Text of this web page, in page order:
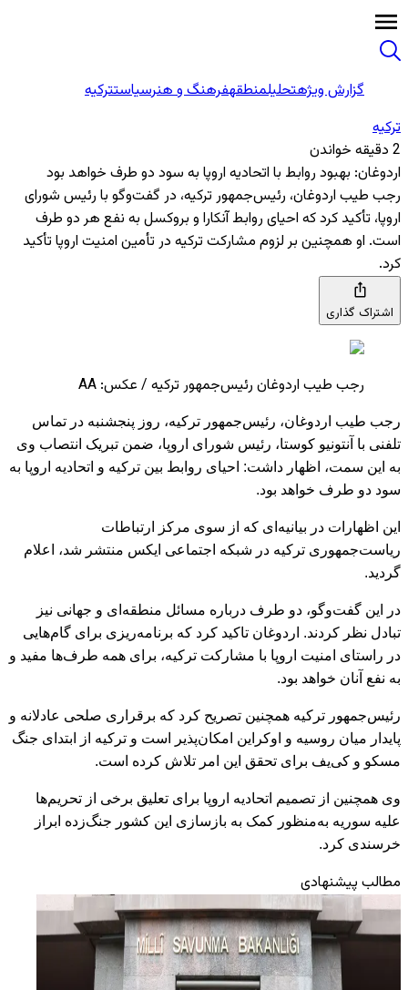
گزارش ویژهتحلیلمنطقهفرهنگ و هنرسیاستترکیه
ترکیه
2 دقیقه خواندن
اردوغان: بهبود روابط با اتحادیه اروپا به سود دو طرف خواهد بود
رجب طیب اردوغان، رئیس‌جمهور ترکیه، در گفت‌وگو با رئیس شورای
اروپا، تأکید کرد که احیای روابط آنکارا و بروکسل به نفع هر دو طرف
است. او همچنین بر لزوم مشارکت ترکیه در تأمین امنیت اروپا تأکید
کرد.
اشتراک گذاری
رجب طیب اردوغان رئیس‌جمهور ترکیه / عکس: AA
رجب طیب اردوغان، رئیس‌جمهور ترکیه، روز پنجشنبه در تماس
تلفنی با آنتونیو کوستا، رئیس شورای اروپا، ضمن تبریک انتصاب وی
به این سمت، اظهار داشت: احیای روابط بین ترکیه و اتحادیه اروپا به
سود دو طرف خواهد بود.
این اظهارات در بیانیه‌ای که از سوی مرکز ارتباطات
ریاست‌جمهوری ترکیه در شبکه اجتماعی ایکس منتشر شد، اعلام
گردید.
در این گفت‌وگو، دو طرف درباره مسائل منطقه‌ای و جهانی نیز
تبادل نظر کردند. اردوغان تاکید کرد که برنامه‌ریزی برای گام‌هایی
در راستای امنیت اروپا با مشارکت ترکیه، برای همه طرف‌ها مفید و
به نفع آنان خواهد بود.
رئیس‌جمهور ترکیه همچنین تصریح کرد که برقراری صلحی عادلانه و
پایدار میان روسیه و اوکراین امکان‌پذیر است و ترکیه از ابتدای جنگ
مسکو و کی‌یف برای تحقق این امر تلاش کرده است.
وی همچنین از تصمیم اتحادیه اروپا برای تعلیق برخی از تحریم‌ها
علیه سوریه به‌منظور کمک به بازسازی این کشور جنگ‌زده ابراز
خرسندی کرد.
مطالب پیشنهادی